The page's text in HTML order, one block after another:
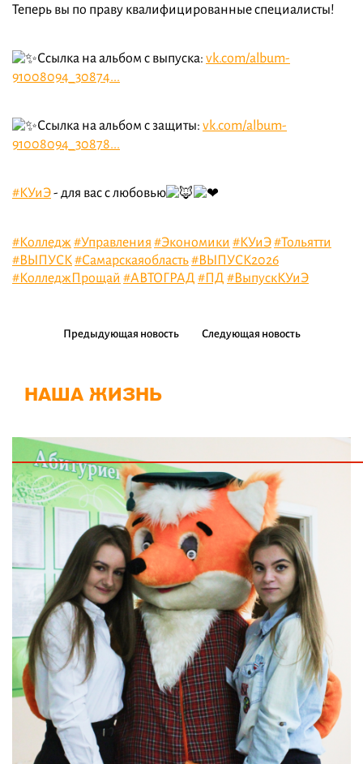
Теперь вы по праву квалифицированные специалисты!
Ссылка на альбом с выпуска: vk.com/album-
91008094_30874...
Ссылка на альбом с защиты: vk.com/album-
91008094_30878...
#КУиЭ- для вас с любовью
#Колледж #Управления #Экономики #КУиЭ#Тольятти
#ВЫПУСК#Самарскаяобласть#ВЫПУСК2026
#КолледжПрощай #АВТОГРАД #ПД #ВыпускКУиЭ
Предыдующая новость Следующая новость
НАША ЖИЗНЬ